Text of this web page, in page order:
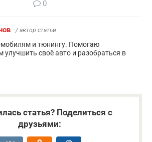
0
/ автор статьи
и тюнингу. Помогаю
улучшить своё авто и разобраться в
статья? Поделиться с
друзьями: